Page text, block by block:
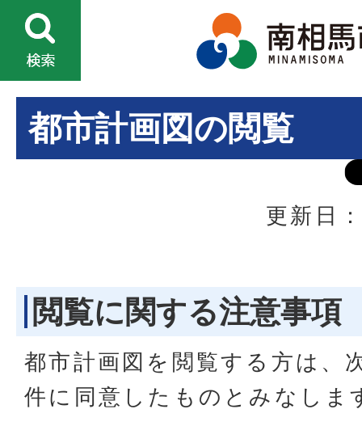
都市計画図の閲覧
更新日
閲覧に関する注意事項
都市計画図を閲覧する方は、
件に同意したものとみなしま